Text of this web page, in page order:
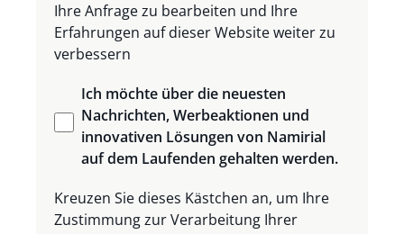
Ihre Anfrage zu bearbeiten und Ihre
Erfahrungen auf dieser Website weiter zu
verbessern
Ich möchte überdie neuesten
Nachrichten,Werbeaktionen und
innovativen Lösungen von Namirial
auf dem Laufenden gehalten werden.
Kreuzen Sie dieses Kästchen an, um Ihre
Zustimmung zur Verarbeitung Ihrer